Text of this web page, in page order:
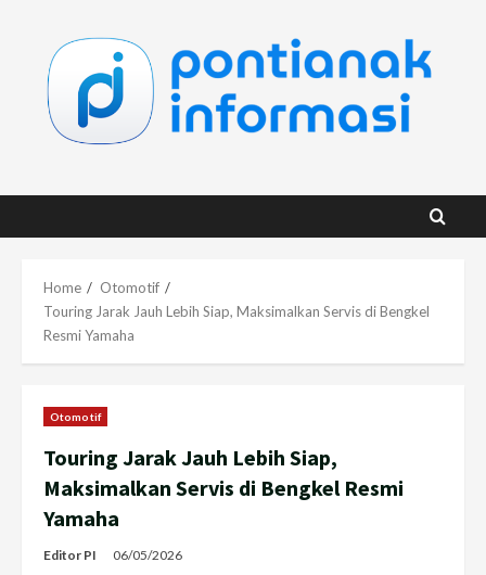
content
Home
Otomotif
Touring Jarak Jauh Lebih Siap, Maksimalkan Servis di Bengkel
Resmi Yamaha
Otomotif
Touring Jarak Jauh Lebih Siap,
Maksimalkan Servis di Bengkel Resmi
Yamaha
Editor PI 06/05/2026